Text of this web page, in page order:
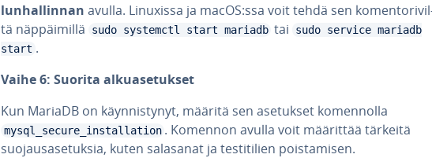
lun­hal­lin­nan avulla. Linuxissa ja macOS:ssa voit tehdä sen
tä näp­päi­mil­lä
sudo systemctl start mariadb tai
sudo service mariadb
start .
Vaihe 6: Suorita al­kua­se­tuk­set
Kun MariaDB on käyn­nis­ty­nyt, määritä sen asetukset ko­men­nol­la
mysql_secure_installation . Komennon avulla voit määrittää tärkeitä
suo­jaus­a­se­tuk­sia, kuten salasanat ja tes­ti­ti­lien pois­ta­mi­sen.